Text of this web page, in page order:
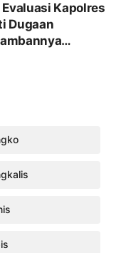
Kapolres
Dugaan